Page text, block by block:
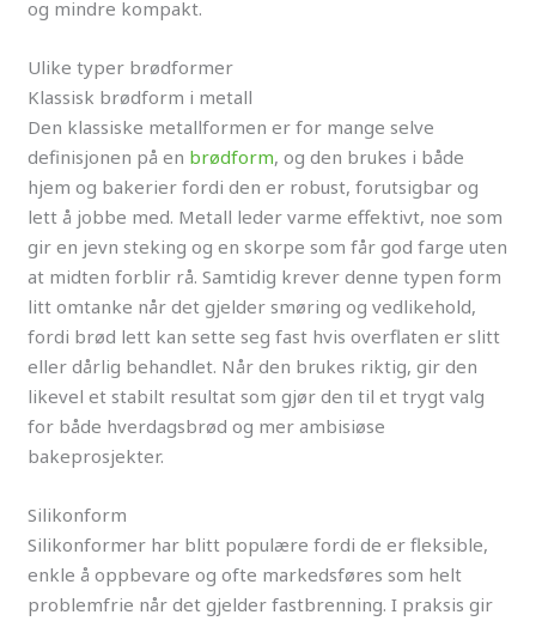
og mindre kompakt.
Ulike typer brødformer
Klassisk brødform i metall
Den klassiske metallformen er for mange selve
definisjonen på en brødform, og den brukes i både
hjem og bakerier fordi den er robust, forutsigbar og
lett å jobbe med. Metall leder varme effektivt, noe som
gir en jevn steking og en skorpe som får god farge uten
at midten forblir rå. Samtidig krever denne typen form
litt omtanke når det gjelder smøring og vedlikehold,
fordi brød lett kan sette seg fast hvis overflaten er slitt
eller dårlig behandlet. Når den brukes riktig, gir den
likevel et stabilt resultat som gjør den til et trygt valg
for både hverdagsbrød og mer ambisiøse
bakeprosjekter.
Silikonform
Silikonformer har blitt populære fordi de er fleksible,
enkle å oppbevare og ofte markedsføres som helt
problemfrie når det gjelder fastbrenning. I praksis gir